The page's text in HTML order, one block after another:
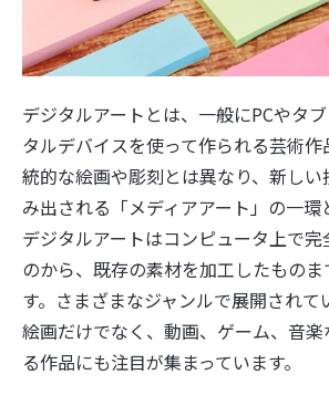
デジタルアートとは、一般にPCやタ
タルデバイスを使って作られる芸術
統的な絵画や彫刻とは異なり、新し
み出される「メディアアート」の一環
デジタルアートはコンピュータ上で
のから、既存の素材を加工したもの
す。さまざまなジャンルで展開されて
絵画だけでなく、動画、ゲーム、音
る作品にも注目が集まっています。